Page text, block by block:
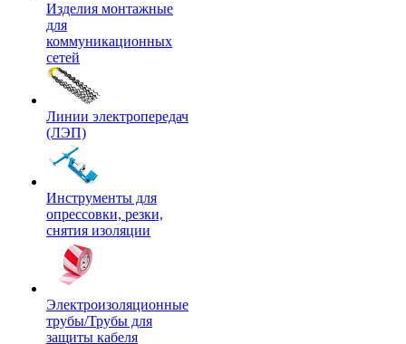
Изделия монтажные
для
коммуникационных
сетей
Линии электропередач
(ЛЭП)
Инструменты для
опрессовки, резки,
снятия изоляции
Электроизоляционные
трубы/Трубы для
защиты кабеля